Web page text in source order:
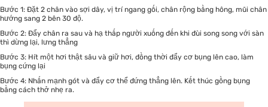
Bước 1: Đặt 2 chân vào sợi dây, vị trí ngang gối, chân rộng bằng hông, mũi chân
hướng sang 2 bên 30 độ.
Bước 2: Đẩy chân ra sau và hạ thấp người xuống đến khi đùi song song với sàn
thì dừng lại, lưng thẳng
Bước 3: Hít một hơi thật sâu và giữ hơi, đồng thời đẩy cơ bụng lên cao, làm
bụng cứng lại
Bước 4: Nhấn mạnh gót và đẩy cơ thể đứng thẳng lên. Kết thúc gồng bụng
bằng cách thở nhẹ ra.